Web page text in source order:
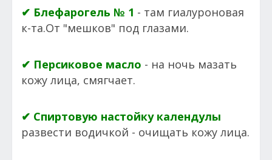
✔ Блефарогель № 1 - там гиалуроновая
к-та.От "мешков" под глазами.
✔ Персиковое масло - на ночь мазать
кожу лица, смягчает.
✔ Спиртовую настойку календулы
развести водичкой - очищать кожу лица.